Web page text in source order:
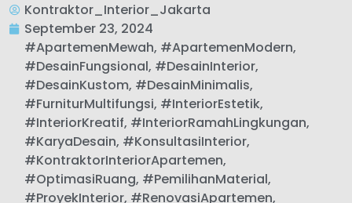
Kontraktor_Interior_Jakarta
September 23, 2024
#ApartemenMewah, #ApartemenModern,
#DesainFungsional, #DesainInterior,
#DesainKustom, #DesainMinimalis,
#FurniturMultifungsi, #InteriorEstetik,
#InteriorKreatif, #InteriorRamahLingkungan,
#KaryaDesain, #KonsultasiInterior,
#KontraktorInteriorApartemen,
#OptimasiRuang, #PemilihanMaterial,
#ProyekInterior, #RenovasiApartemen,